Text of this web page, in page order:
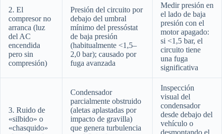
2. El
compresor no
arranca (luz
del AC
encendida
pero sin
compresión)
Presión del circuito por
debajo del umbral
mínimo del pressóstat
de baja presión
(habitualmente <1,5–
2,0 bar); causado por
fuga avanzada
Medir presión en
el lado de baja
presión con el
motor apagado:
si <1,5 bar, el
circuito tiene
una fuga
significativa
3. Ruido de
«silbido» o
«chasquido»
Condensador
parcialmente obstruido
(aletas aplastadas por
impacto de gravilla)
que genera turbulencia
Inspección
visual del
condensador
desde debajo del
vehículo o
desmontando el